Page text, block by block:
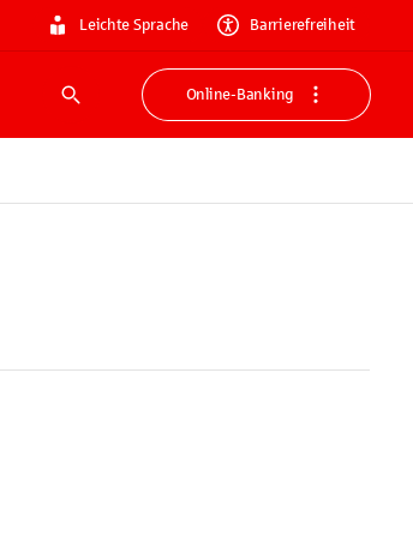
Leichte Sprache Barrierefreiheit
Suche
Online-Banking